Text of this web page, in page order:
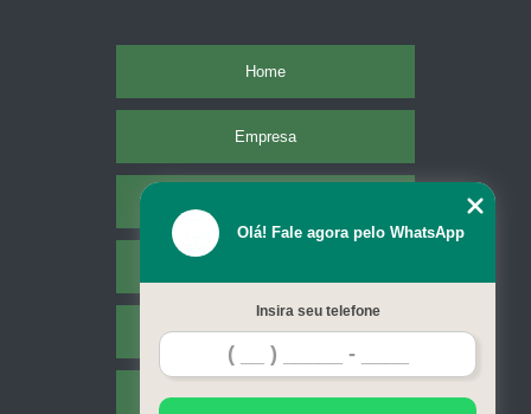
Home
Empresa
Contato
Mapa do site
Olá! Fale agora pelo WhatsApp
Insira seu telefone